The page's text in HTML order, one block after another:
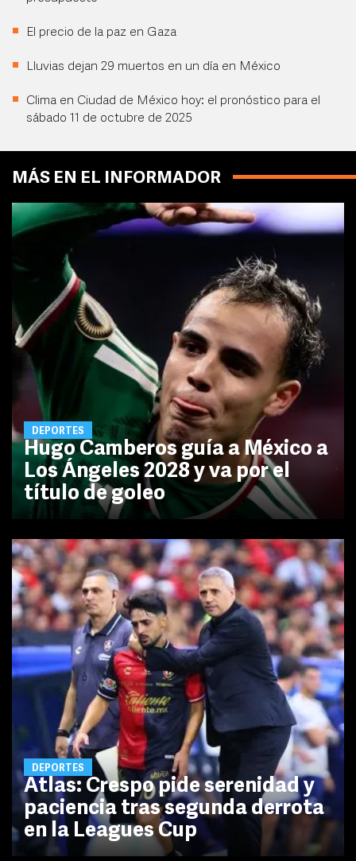
El precio de la paz en Gaza
Lluvias dejan 29 muertos en un día en México
Clima en Ciudad de México hoy: el pronóstico para el
sábado 11 de octubre de 2025
MÁS EN EL INFORMADOR
DEPORTES
Hugo Camberos guía a México a
Los Ángeles 2028 y va por el
título de goleo
DEPORTES
Atlas: Crespo pide serenidad y
paciencia tras segunda derrota
en la Leagues Cup